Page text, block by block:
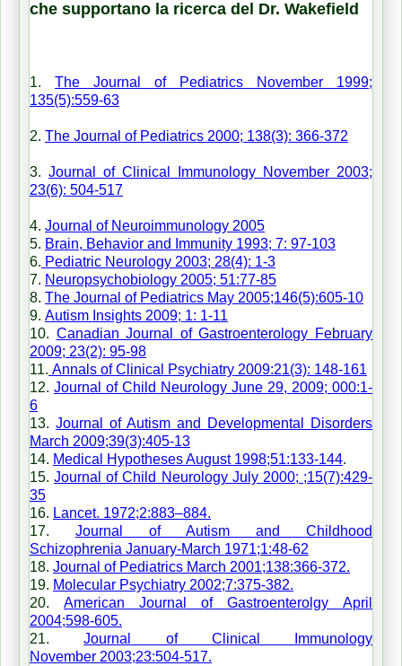
che supportano la ricerca del Dr. Wakefield
1. The Journal of Pediatrics November 1999;
135(5):559-63
2. The Journal of Pediatrics 2000; 138(3): 366-372
3. Journal of Clinical Immunology November 2003;
23(6): 504-517
4. Journal of Neuroimmunology 2005
5. Brain, Behavior and Immunity 1993; 7: 97-103
6. Pediatric Neurology 2003; 28(4): 1-3
7. Neuropsychobiology 2005; 51:77-85
8. The Journal of Pediatrics May 2005;146(5):605-10
9. Autism Insights 2009; 1: 1-11
10. Canadian Journal of Gastroenterology February
2009; 23(2): 95-98
11. Annals of Clinical Psychiatry 2009:21(3): 148-161
12. Journal of Child Neurology June 29, 2009; 000:1-
6
13. Journal of Autism and Developmental Disorders
March 2009;39(3):405-13
14. Medical Hypotheses August 1998;51:133-144.
15.Journal of Child Neurology July 2000; ;15(7):429-
35
16. Lancet. 1972;2:883–884.
17. Journal of Autism and Childhood
Schizophrenia January-March 1971;1:48-62
18. Journal of Pediatrics March 2001;138:366-372.
19. Molecular Psychiatry 2002;7:375-382.
20. American Journal of Gastroenterolgy April
2004;598-605.
21.Journal of Clinical Immunology
November 2003;23:504-517.